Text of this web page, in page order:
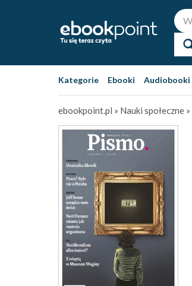
Kategorie Ebooki Audiobooki
ebookpoint.pl » Nauki społeczne »